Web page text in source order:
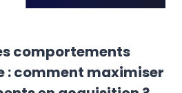
comportements
: comment maximiser